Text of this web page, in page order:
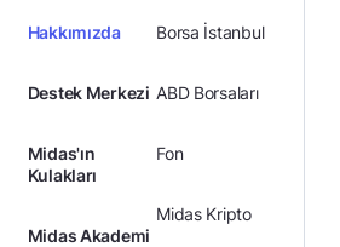
Hakkımızda
Destek Merkezi
Midas'ın
Kulakları
Midas Akademi
Borsa İstanbul
ABD Borsaları
Fon
Midas Kripto